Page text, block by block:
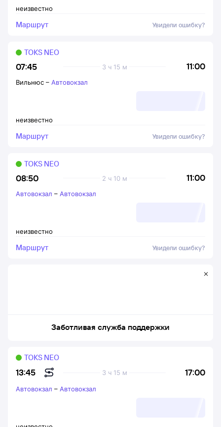
неизвестно
Маршрут Увидели ошибку?
07:45 11:00
3 ч 15 м
TOKS NEO
неизвестно
Вильнюс – Автовокзал
Маршрут Увидели ошибку?
08:50 11:00
2 ч 10 м
TOKS NEO
неизвестно
Автовокзал – Автовокзал
Маршрут Увидели ошибку?
Заботливая служба поддержки
13:45 17:00
3 ч 15 м
TOKS NEO
Автовокзал – Автовокзал